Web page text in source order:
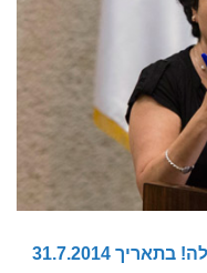
31.7.2014